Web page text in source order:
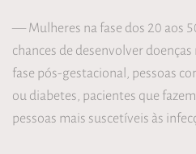
— Mulheres na fase dos 20 aos
chances de desenvolver
fase pós-gestacional, pessoas
ou diabetes, pacientes que
pessoas mais suscetíveis às